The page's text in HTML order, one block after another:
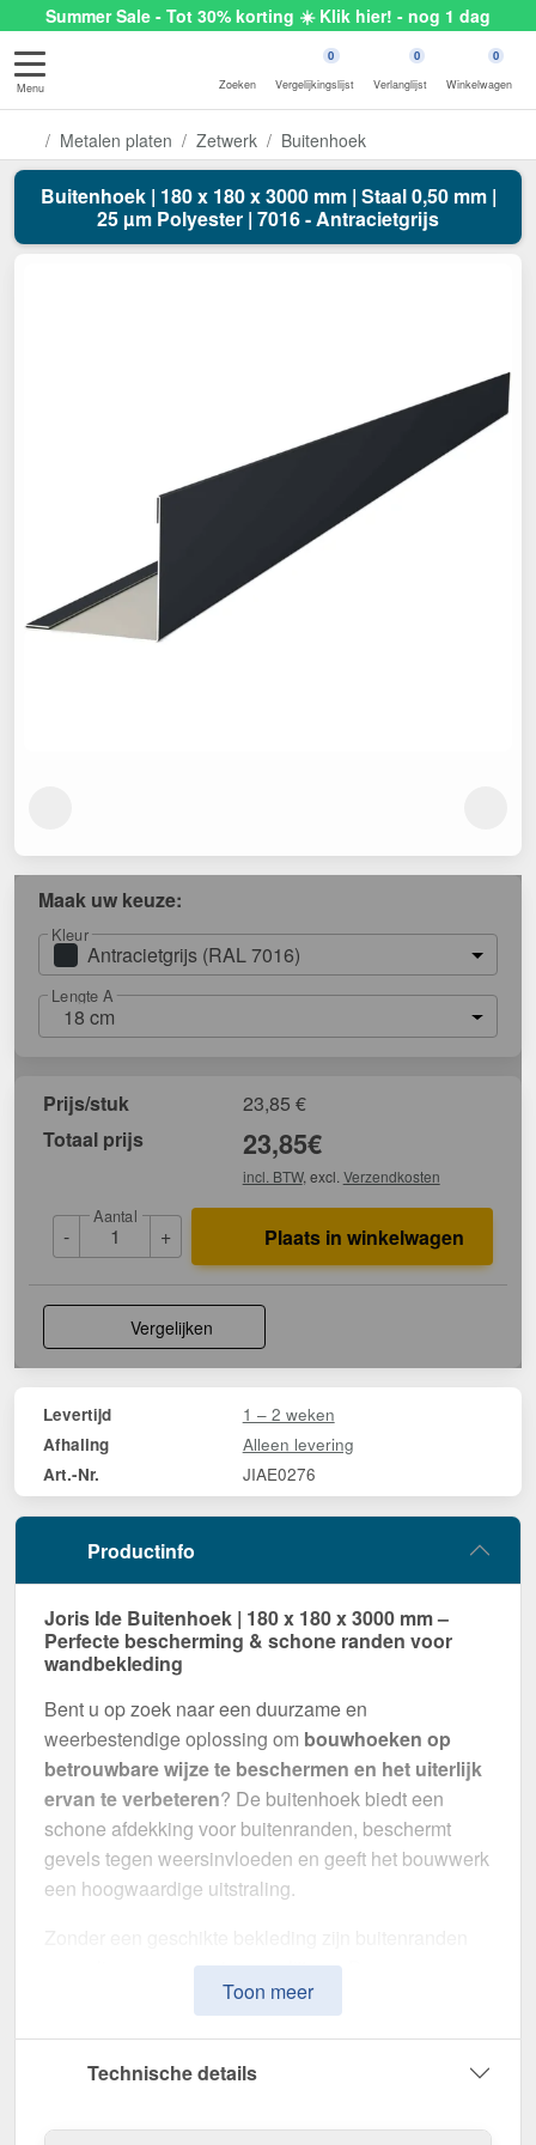
Summer Sale - Tot 30% korting ☀️ Klik hier! - nog 1 dag
Menu Zoeken
0
Vergelijkingslijst
0
Verlanglijst
0
Winkelwagen
Metalen platen Zetwerk Buitenhoek
Buitenhoek | 180 x 180 x 3000 mm | Staal 0,50 mm |
25 µm Polyester | 7016 - Antracietgrijs
Maak uw keuze:
Kleur
Antracietgrijs (RAL 7016)
Lengte A
18 cm
Prijs/stuk 23,85 €
Totaal prijs
23,85€
incl. BTW, excl. Verzendkosten
-
Aantal
+ Plaats in winkelwagen
Vergelijken
Levertijd 1 – 2 weken
Afhaling Alleen levering
Art.-Nr. JIAE0276
Productinfo
Joris Ide Buitenhoek | 180 x 180 x 3000 mm –
Perfecte bescherming & schone randen voor
wandbekleding
Bent u op zoek naar een duurzame en
weerbestendige oplossing om bouwhoeken op
betrouwbare wijze te beschermen en het uiterlijk
ervan te verbeteren? De buitenhoek biedt een
schone afdekking voor buitenranden, beschermt
gevels tegen weersinvloeden en geeft het bouwwerk
een hoogwaardige uitstraling.
gevoelig voor verwering en slijtage. Deze
buitenhoek is speciaal ontwikkeld om hoeken
met zijn eenvoudige montage, hoge weerstand en
Toon meer
Technische details